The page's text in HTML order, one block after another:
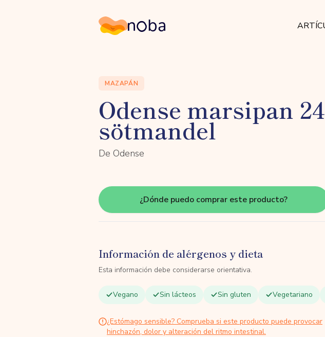
Noba
MAZAPÁN
Odense marsipan
sötmandel
De Odense
¿Dónde puedo comprar este producto?
Información de alérgenos y dieta
Esta información debe considerarse orientativa.
Vegano Sin lácteos Sin gluten Vegetariano
¿Estómago sensible? Comprueba si este producto puede provocar
hinchazón, dolor y alteración del ritmo intestinal.